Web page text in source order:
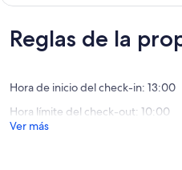
10,
(102
opiniones)
Reglas de la
Hora de inicio del check-in: 13:00
Hora límite del check-out: 10:00
Ver más